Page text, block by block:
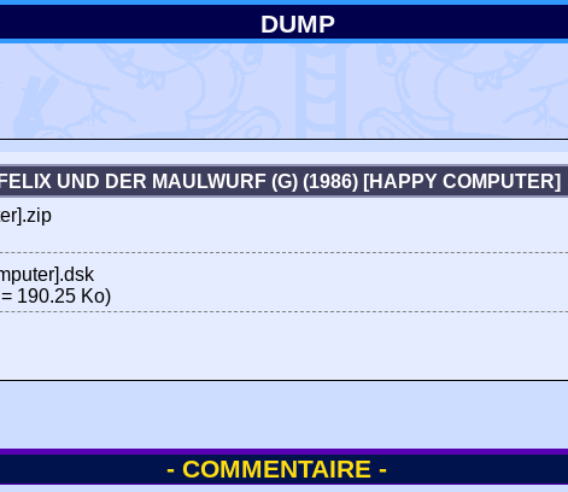
DUMP
FELIX UND DER MAULWURF (G) (1986) [HAPPY
190.25 Ko)
- COMMENTAIRE -